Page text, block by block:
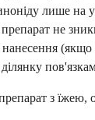
лише на
не
(якщо
з їжею,